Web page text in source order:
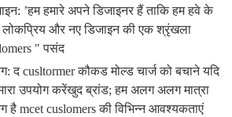
’हम हमारे अपने डिजाइनर हैं ताकि हम हवे के
लोकप्रिय और नए डिजाइन की एक श्रृंखला
" पसंद
द cusltormer कौकड मोल्ड चार्ज को बचाने यदि
उपयोग करेंखुद ब्रांड; हम अलग अलग मात्रा
है mcet cuslomers की विभिन्न आवश्यकताएं